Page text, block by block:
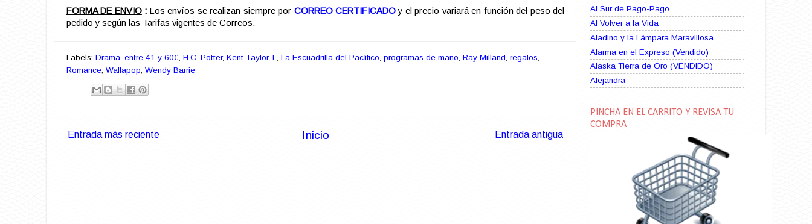
FORMA DE ENVIO: Los envíos se realizan siempre por CORREO CERTIFICADOy el precio variará en función del peso del
pedido y según las Tarifas vigentes de Correos.
Labels: Drama entre 41 y 60€ H.C. Potter, Kent Taylor, L La Escuadrilla del Pacífico programas de mano Ray Milland regalos
Romance Wallapop Wendy Barrie
Entrada más reciente Entrada antigua
Inicio
Al Sur de Pago-Pago
Al Volver a la Vida
Aladino y la Lámpara Maravillosa
Alarma en el Expreso (Vendido)
Alaska Tierra de Oro (VENDIDO)
Alejandra
Alma Zíngara
Alma en Suplicio (VENDIDO)
Amame esta Noche (VENDIDO)
Amanda La Paciente Peligrosa
Amarga Victoria
PINCHA EN EL CARRITO Y REVISA TU
COMPRA